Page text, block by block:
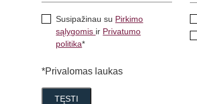
Susipažinau su Pirkimo
sąlygomis ir Privatumo
politika*
*Privalomas laukas
TĘSTI